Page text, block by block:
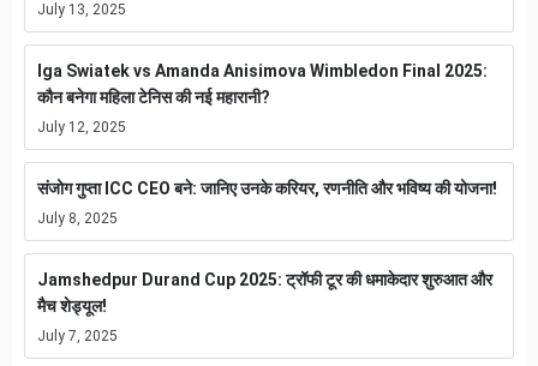
July 13, 2025
Iga Swiatek vs Amanda Anisimova Wimbledon Final 2025:
कौन बनेगा महिला टेनिस की नई महारानी?
July 12, 2025
संजोग गुप्ता ICC CEO बने: जानिए उनके करियर, रणनीति और भविष्य की योजना!
July 8, 2025
Jamshedpur Durand Cup 2025: ट्रॉफी टूर की धमाकेदार शुरुआत और
मैच शेड्यूल!
July 7, 2025